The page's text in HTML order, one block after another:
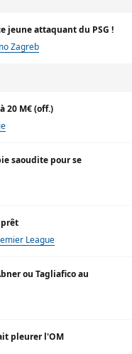
jeune attaquant du PSG !
Zagreb
20 M€ (off.)
saoudite pour se
prêt
League
ou Tagliafico au
pleurer l'OM